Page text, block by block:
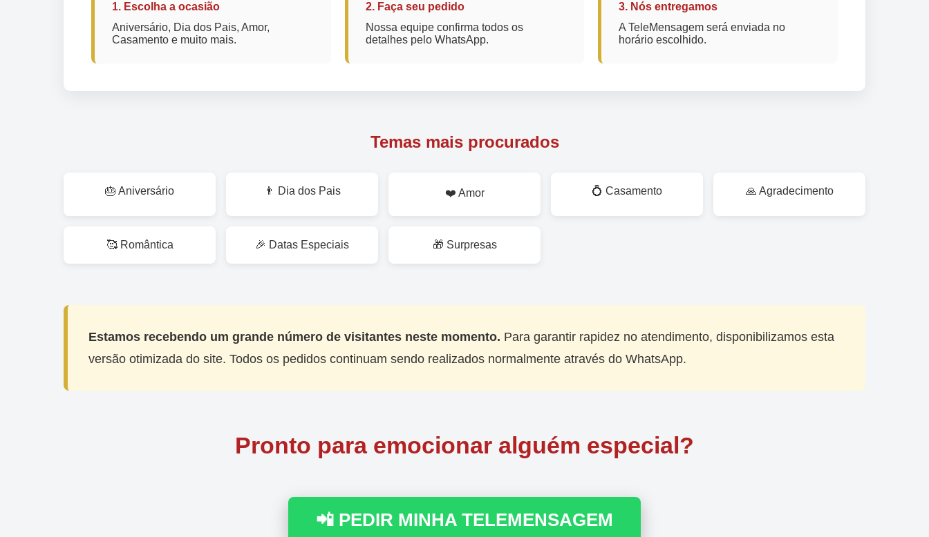
1. Escolha a ocasião
Aniversário, Dia dos Pais, Amor,
Casamento e muito mais.
2. Faça seu pedido
Nossa equipe confirma todos os
detalhes pelo WhatsApp.
3. Nós entregamos
A TeleMensagem será enviada no
horário escolhido.
Temas mais procurados
🎂 Aniversário 👨 Dia dos Pais ❤️ Amor 💍 Casamento 🙏 Agradecimento
🥰 Romântica 🎉 Datas Especiais 🎁 Surpresas
Estamos recebendo um grande número de visitantes neste momento. Para garantir rapidez no atendimento, disponibilizamos esta
versão otimizada do site. Todos os pedidos continuam sendo realizados normalmente através do WhatsApp.
Pronto para emocionar alguém especial?
📲 PEDIR MINHA TELEMENSAGEM